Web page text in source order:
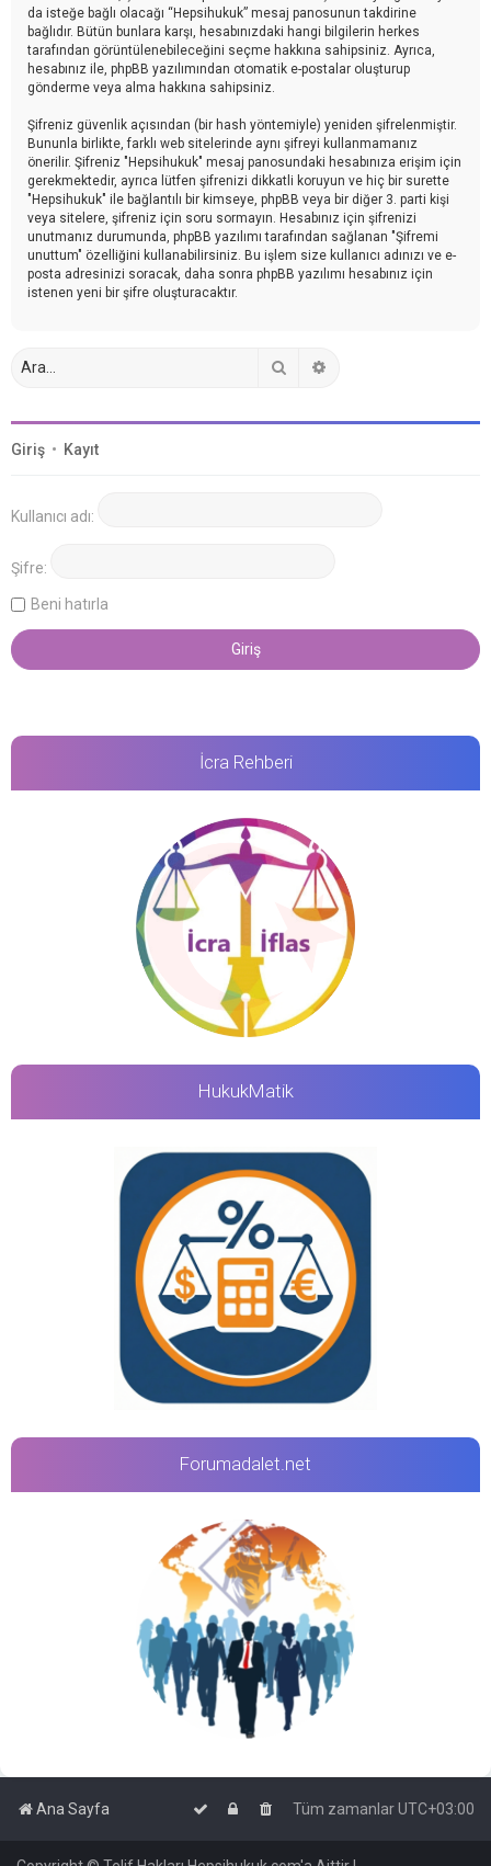
da isteğe bağlı olacağı “Hepsihukuk” mesaj panosunun takdirine
bağlıdır. Bütün bunlara karşı, hesabınızdaki hangi bilgilerin herkes
tarafından görüntülenebileceğini seçme hakkına sahipsiniz. Ayrıca,
hesabınız ile, phpBB yazılımından otomatik e-postalar oluşturup
gönderme veya alma hakkına sahipsiniz.
Şifreniz güvenlik açısından (bir hash yöntemiyle) yeniden şifrelenmiştir.
Bununla birlikte, farklı web sitelerinde aynı şifreyi kullanmamanız
önerilir. Şifreniz "Hepsihukuk" mesaj panosundaki hesabınıza erişim için
gerekmektedir, ayrıca lütfen şifrenizi dikkatli koruyun ve hiç bir surette
"Hepsihukuk" ile bağlantılı bir kimseye, phpBB veya bir diğer 3. parti kişi
veya sitelere, şifreniz için soru sormayın. Hesabınız için şifrenizi
unutmanız durumunda, phpBB yazılımı tarafından sağlanan "Şifremi
unuttum" özelliğini kullanabilirsiniz. Bu işlem size kullanıcı adınızı ve e-
posta adresinizi soracak, daha sonra phpBB yazılımı hesabınız için
istenen yeni bir şifre oluşturacaktır.
Giriş • Kayıt
Kullanıcı adı:
Şifre:
Beni hatırla
İcra Rehberi
HukukMatik
Forumadalet.net
Ana Sayfa Tüm zamanlarUTC+03:00